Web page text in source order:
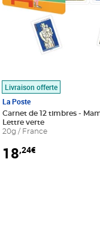
au panier
Livraison offerte
La Poste
Carnet de 12 timbres -
Lettre verte
20g / France
18,24€